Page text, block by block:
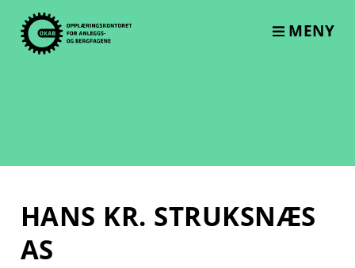
content
MENY
HANS KR. STRUKSNÆS
AS